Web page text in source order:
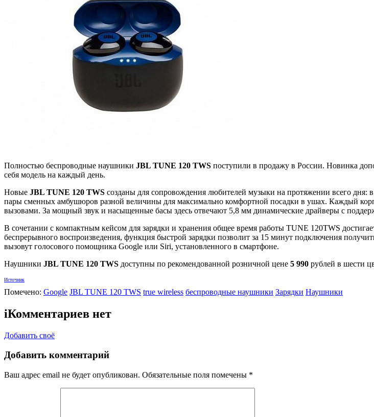
Полностью беспроводные наушники JBL TUNE 120 TWS поступили в продажу в России. Новинка
себя модель на каждый день.
Новые JBL TUNE 120 TWS созданы для сопровождения любителей музыки на протяжении всего дня:
пары сменных амбушюров разной величины для максимально комфортной посадки в ушах. Каждый
вызовами. За мощный звук и насыщенные басы здесь отвечают 5,8 мм динамические драйверы с
В сочетании с компактным кейсом для зарядки и хранения общее время работы TUNE 120TWS
беспрерывного воспроизведения, функция быстрой зарядки позволит за 15 минут подключения
вызовут голосового помощника Google или Siri, установленного в смартфоне.
Наушники JBL TUNE 120 TWS доступны по рекомендованной розничной цене 5 990 рублей в шести
Источник
Помечено: Google JBL TUNE 120 TWS true wireless беспроводные наушники Зарядки Наушники
iКомментариев нет
Добавить своё
Добавить комментарий
Ваш адрес email не будет опубликован. Обязательные поля помечены *